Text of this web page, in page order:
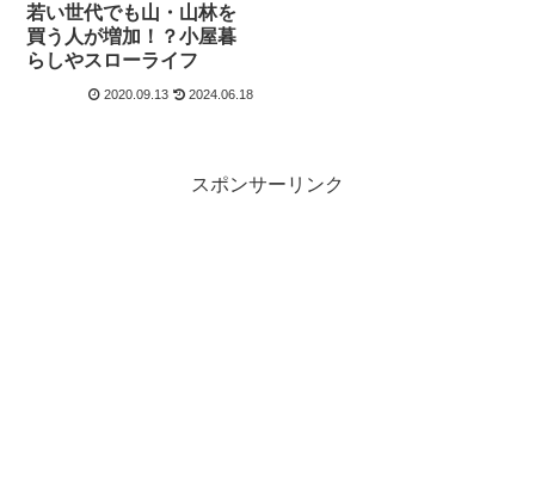
若い世代でも山・山林を
買う人が増加！？小屋暮
らしやスローライフ
2020.09.13 2024.06.18
スポンサーリンク